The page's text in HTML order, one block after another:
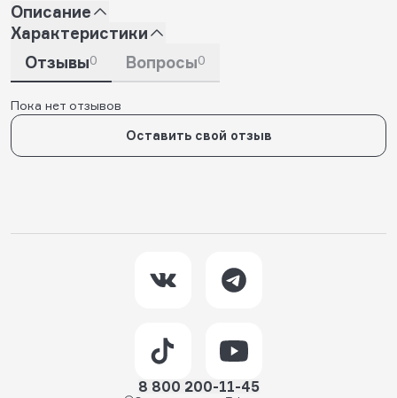
Описание
Характеристики
Отзывы0 Вопросы0
Пока нет отзывов
Оставить свой отзыв
8 800 200-11-45